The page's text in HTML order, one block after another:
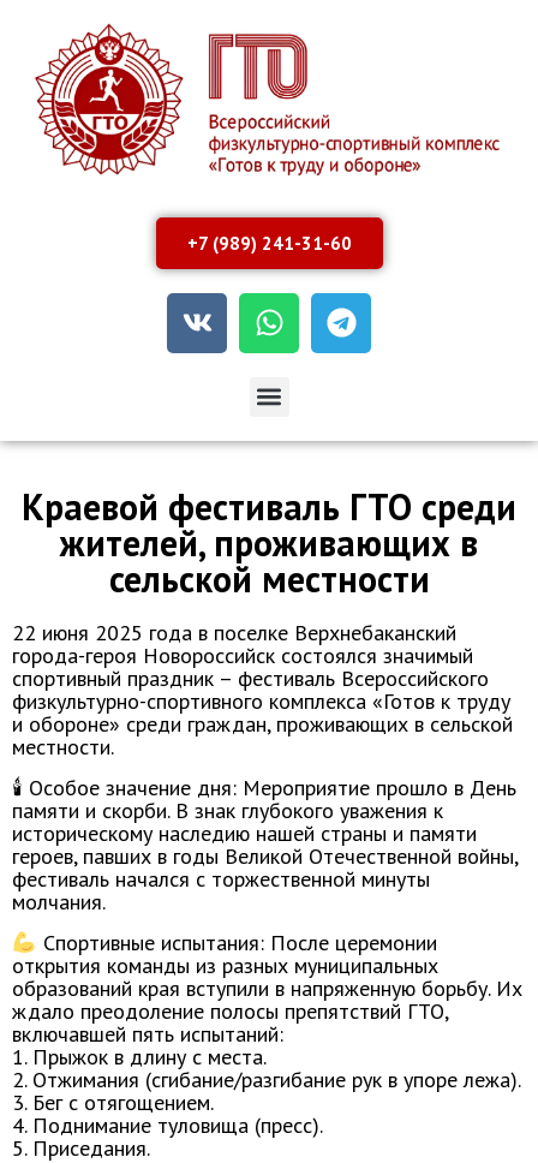
+7 (989) 241-31-60
Краевой фестиваль ГТО среди
жителей, проживающих в
сельской местности
22 июня 2025 года в поселке Верхнебаканский
города-героя Новороссийск состоялся значимый
спортивный праздник – фестиваль Всероссийского
физкультурно-спортивного комплекса «Готов к труду
и обороне» среди граждан, проживающих в сельской
местности.
🕯 Особое значение дня: Мероприятие прошло в День
памяти и скорби. В знак глубокого уважения к
историческому наследию нашей страны и памяти
героев, павших в годы Великой Отечественной войны,
фестиваль начался с торжественной минуты
молчания.
Спортивные испытания: После церемонии
открытия команды из разных муниципальных
образований края вступили в напряженную борьбу. Их
ждало преодоление полосы препятствий ГТО,
включавшей пять испытаний:
1. Прыжок в длину с места.
2. Отжимания (сгибание/разгибание рук в упоре лежа).
3. Бег с отягощением.
4. Поднимание туловища (пресс).
5. Приседания.